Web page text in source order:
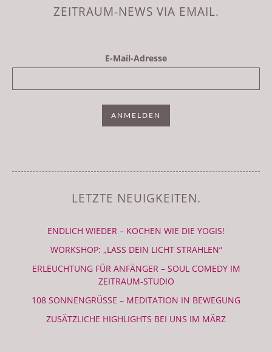
ZEITRAUM-NEWS VIA EMAIL.
E-Mail-Adresse
LETZTE NEUIGKEITEN.
ENDLICH WIEDER – KOCHEN WIE DIE YOGIS!
WORKSHOP: „LASS DEIN LICHT STRAHLEN“
ERLEUCHTUNG FÜR ANFÄNGER – SOUL COMEDY IM
ZEITRAUM-STUDIO
108 SONNENGRÜSSE – MEDITATION IN BEWEGUNG
ZUSÄTZLICHE HIGHLIGHTS BEI UNS IM MÄRZ